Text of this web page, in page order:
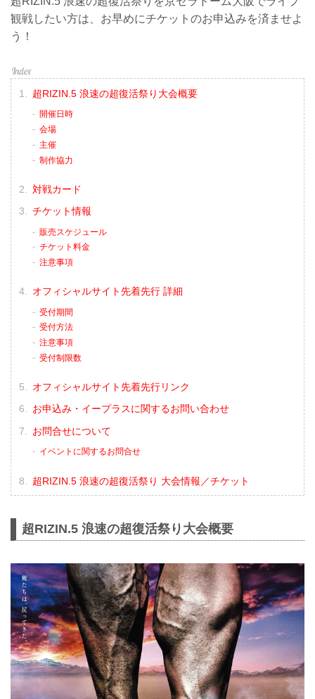
観戦したい方は、お早めにチケットのお申込みを済ませよ
う！
超RIZIN.5 浪速の超復活祭り大会概要
開催日時
会場
主催
制作協力
対戦カード
チケット情報
販売スケジュール
チケット料金
注意事項
オフィシャルサイト先着先行 詳細
受付期間
受付方法
注意事項
受付制限数
オフィシャルサイト先着先行リンク
お申込み・イープラスに関するお問い合わせ
お問合せについて
イベントに関するお問合せ
超RIZIN.5 浪速の超復活祭り 大会情報／チケット
超RIZIN.5 浪速の超復活祭り大会概要